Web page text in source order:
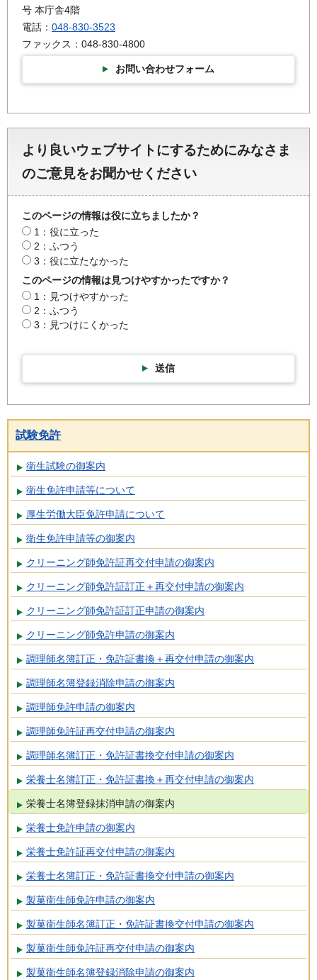
号 本庁舎4階
電話： 048-830-3523
ファックス：048-830-4800
お問い合わせフォーム
より良いウェブサイトにするためにみなさま
のご意見をお聞かせください
このページの情報は役に立ちましたか？
1：役に立った
2：ふつう
3：役に立たなかった
このページの情報は見つけやすかったですか？
1：見つけやすかった
2：ふつう
3：見つけにくかった
送信
試験免許
衛生試験の御案内
衛生免許申請等について
厚生労働大臣免許申請について
衛生免許申請等の御案内
クリーニング師免許証再交付申請の御案内
クリーニング師免許証訂正＋再交付申請の御案内
クリーニング師免許証訂正申請の御案内
クリーニング師免許申請の御案内
調理師名簿訂正・免許証書換＋再交付申請の御案内
調理師名簿登録消除申請の御案内
調理師免許申請の御案内
調理師免許証再交付申請の御案内
調理師名簿訂正・免許証書換交付申請の御案内
栄養士名簿訂正・免許証書換＋再交付申請の御案内
栄養士名簿登録抹消申請の御案内
栄養士免許申請の御案内
栄養士免許証再交付申請の御案内
栄養士名簿訂正・免許証書換交付申請の御案内
製菓衛生師免許申請の御案内
製菓衛生師名簿訂正・免許証書換交付申請の御案内
製菓衛生師免許証再交付申請の御案内
製菓衛生師名簿登録消除申請の御案内